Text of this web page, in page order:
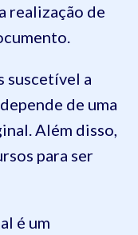
realização de
suscetível a
de uma
Além disso,
para ser
é um